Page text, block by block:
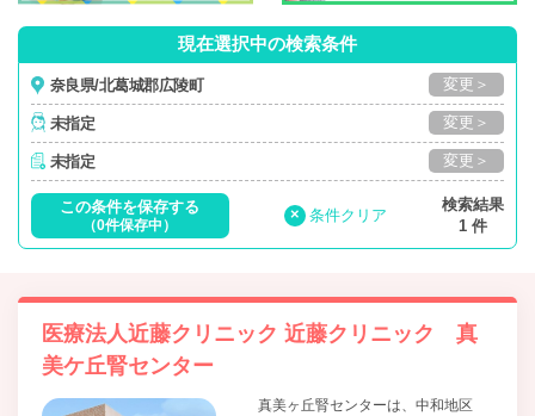
現在選択中の検索条件
奈良県/北葛城郡広陵町 変更＞
未指定 変更＞
未指定 変更＞
この条件を保存する
（0件保存中）
× 条件クリア
検索結果
1 件
医療法人近藤クリニック 近藤クリニック 真
美ケ丘腎センター
真美ヶ丘腎センターは、中和地区